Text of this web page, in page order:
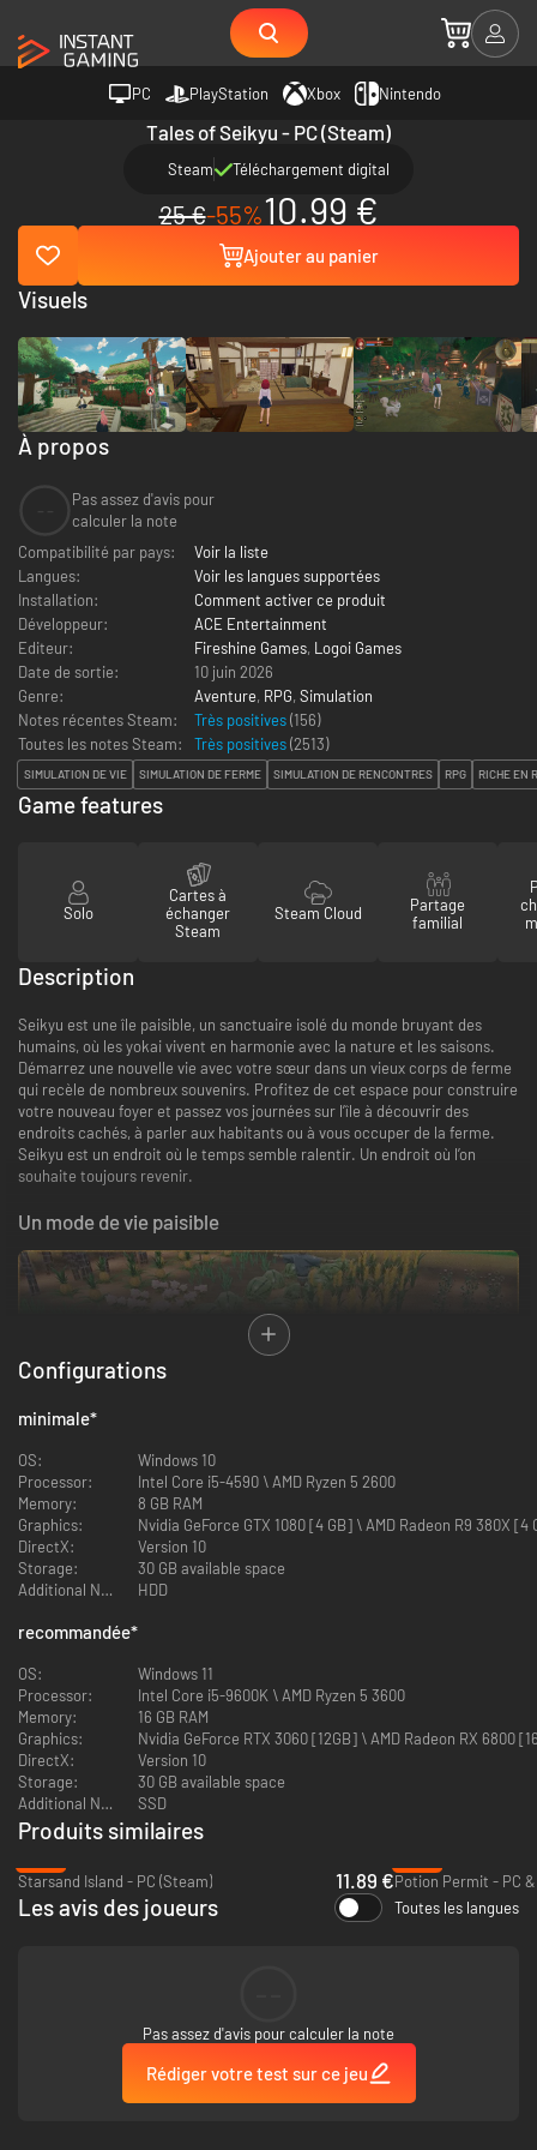
PC PlayStation Xbox Nintendo
Tales of Seikyu - PC (Steam)
Steam Téléchargement digital
25 €-55%10.99 €
Ajouter au panier
À propos
Pas assez d'avis pour
calculer la note
Compatibilité par pays:
Voir la liste
Langues:
Voir les langues supportées
Installation:
Comment activer ce produit
Développeur:
ACE Entertainment
Editeur:
Fireshine Games, Logoi Games
Date de sortie:
10 juin 2026
Genre:
Aventure, RPG, Simulation
Notes récentes Steam:
Très positives(156)
Toutes les notes Steam:
Très positives(2513)
SIMULATION DE VIE SIMULATION DE FERME SIMULATION DE RENCONTRES RPG RICHE EN
Visuels
Game features
Solo
Cartes à
échanger
Steam
Steam Cloud
Partage
familial
Description
Seikyu est une île paisible, un sanctuaire isolé du monde bruyant des
humains, où les yokai vivent en harmonie avec la nature et les saisons.
Démarrez une nouvelle vie avec votre sœur dans un vieux corps de ferme
qui recèle de nombreux souvenirs. Profitez de cet espace pour construire
votre nouveau foyer et passez vos journées sur l’île à découvrir des
endroits cachés, à parler aux habitants ou à vous occuper de la ferme.
Seikyu est un endroit où le temps semble ralentir. Un endroit où l’on
souhaite toujours revenir.
Un mode de vie paisible
Suivez votre propre rythme. Occupez-vous de vos plantations, promenez-
vous en ville ou suivez un chemin que vous n’avez encore jamais exploré.
Choisissez de quoi vos journées seront faites : récoltez vos cultures,
décorez votre ferme ou partez à l’aventure pour découvrir les secrets et
les mystères de l’île.
Développez vos champs, faites pousser des cultures selon les saisons et
élevez des poules, des vaches, des moutons, des capybaras et fabriquez
Les habitants de Seikyu ont chacun leur quotidien, leurs habitudes et
leurs préoccupations. Torléone, la loutre attentionnée qui tient une
déroulent progressivement. Votre récit s’ajoutera bientôt aux leurs.
Transformation Et Exploration
Configurations
minimale*
OS:
Windows 10
Processor:
Intel Core i5-4590 \ AMD Ryzen 5 2600
Memory:
8 GB RAM
Graphics:
Nvidia GeForce GTX 1080 [4 GB] \ AMD Radeon R9 380X
DirectX:
Version 10
Storage:
30 GB available space
Additional Notes:
HDD
recommandée*
OS:
Windows 11
Processor:
Intel Core i5-9600K \ AMD Ryzen 5 3600
Memory:
16 GB RAM
Graphics:
Nvidia GeForce RTX 3060 [12GB] \ AMD Radeon RX 6800
DirectX:
Version 10
Storage:
30 GB available space
Additional Notes:
SSD
Produits similaires
Starsand Island - PC (Steam)
11.89 €Potion Permit - PC
Les avis des joueurs Toutes les langues
Pas assez d'avis pour calculer la note
Rédiger votre test sur ce jeu